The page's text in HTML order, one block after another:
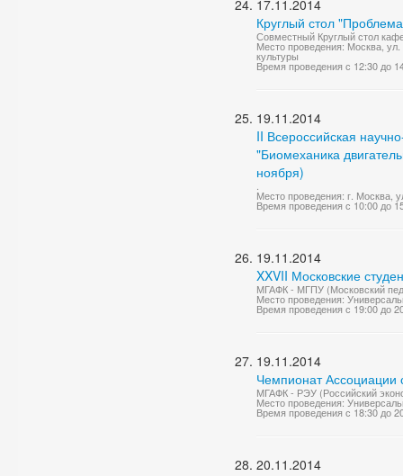
17.11.2014
Круглый стол
Совместный Круглый стол
Место проведения: Москва,
культуры
Время проведения с 12:30 до
19.11.2014
II Всероссийская
"Биомеханика
ноября)
Место проведения: г.
Время проведения с 10:00 до
19.11.2014
XXVII Московские
МГАФК - МГПУ (Московский
Место проведения:
Время проведения с 19:00 до
19.11.2014
Чемпионат Ассоциации
МГАФК - РЭУ (Российский
Место проведения:
Время проведения с 18:30 до
20.11.2014